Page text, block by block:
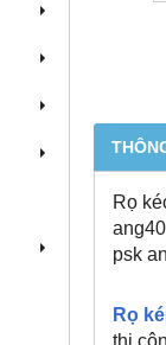
Rọ
psk
Rọ
thi